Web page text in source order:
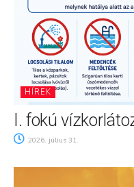
HÍREK
I. fokú
2026. július 31.